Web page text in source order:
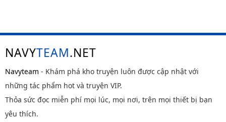
NAVYTEAM.NET
Navyteam - Khám phá kho truyện luôn được cập nhật với
những tác phẩm hot và truyện VIP.
Thỏa sức đọc miễn phí mọi lúc, mọi nơi, trên mọi thiết bị bạn
yêu thích.